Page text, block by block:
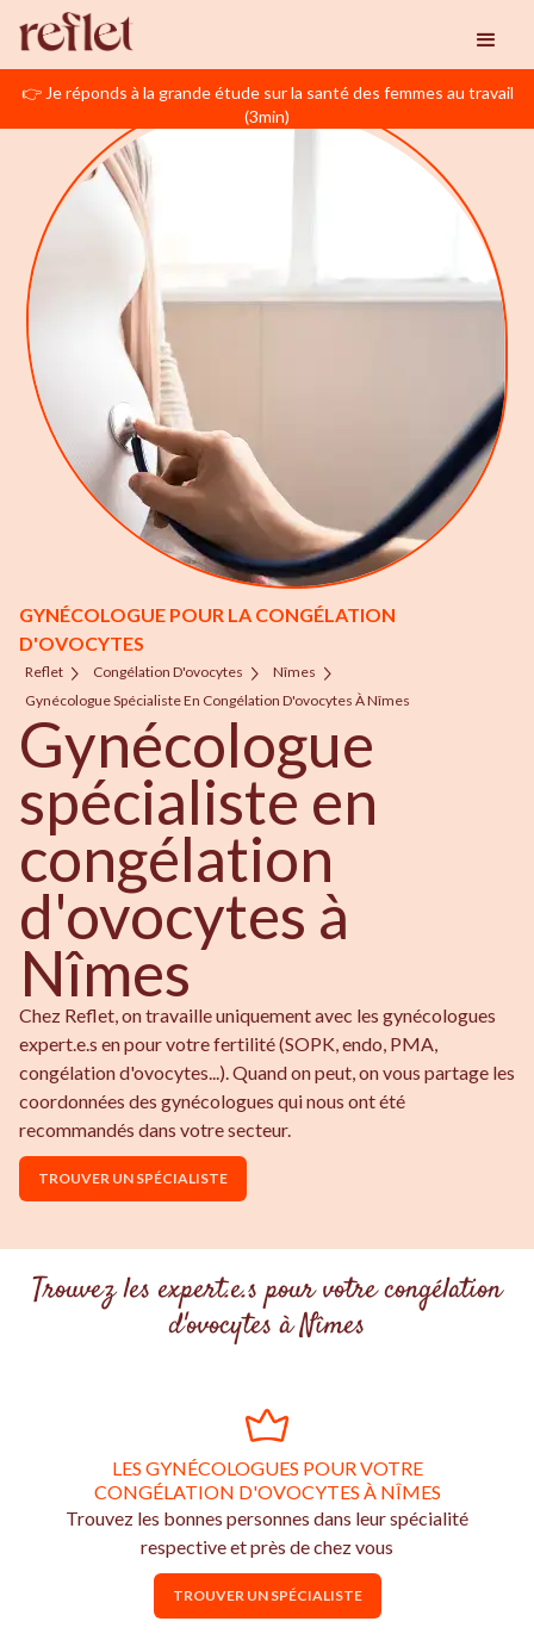
👉 Je réponds à la grande étude sur la santé des femmes au travail
(3min)
GYNÉCOLOGUE POUR LA CONGÉLATION
D'OVOCYTES
Reflet Congélation D'ovocytes
Nîmes
Gynécologue Spécialiste En Congélation D'ovocytes À Nîmes
Gynécologue
spécialiste en
congélation
d'ovocytes à
Nîmes
Chez Reflet, on travaille uniquement avec les gynécologues
expert.e.s en pour votre fertilité (SOPK, endo, PMA,
congélation d'ovocytes...). Quand on peut, on vous partage les
coordonnées des gynécologues qui nous ont été
recommandés dans votre secteur.
TROUVER UN SPÉCIALISTE
Trouvez les expert.e.s pour votre congélation
d'ovocytes à Nîmes
LES GYNÉCOLOGUES POUR VOTRE
CONGÉLATION D'OVOCYTES À NÎMES
Trouvez les bonnes personnes dans leur spécialité
respective et près de chez vous
TROUVER UN SPÉCIALISTE